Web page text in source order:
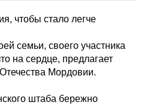
чтобы стало легче
семьи, своего участника
на сердце, предлагает
Мордовии.
штаба бережно